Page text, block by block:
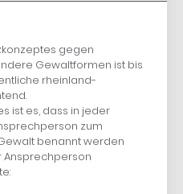
gegen
Gewaltformen ist bis
rheinland-
ist es, dass in jeder
zum
benannt werden
Ansprechperson